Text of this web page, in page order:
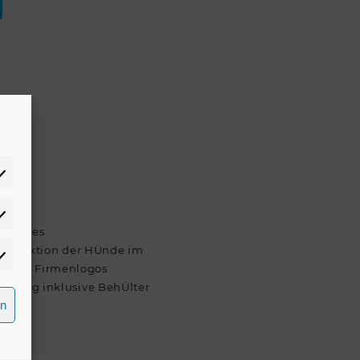
des
der HÜnde im
von Firmenlogos
inklusive BehÜlter